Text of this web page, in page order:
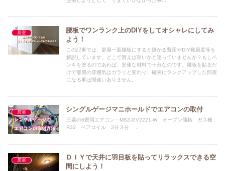
居室
腰板でワンランク上のDIYをしてオシャレにしてみ
よう！
この記事では、部屋一面腰板にすると掛かる費用やDIY難易度等を
解説しています。どこで買えば良いかと迷っていませんか？もしペ
ンキを塗るのであれば、安価な材料で十分なのです。腰板を貼るだ
けで部屋の雰囲気はガラリと変わり、確実にランクアップした部屋
になる事は間違いありません。
居室 シングルゲージマニホールドでエアコンの取付
三菱の6畳用エアコン・MSZ-GV2221-W オープン価格 ガス種
R32 ペアコイル 2分３分 ...
居室
ＤＩＹで天井に羽目板を貼ってリラックスできる空
間にしよう！